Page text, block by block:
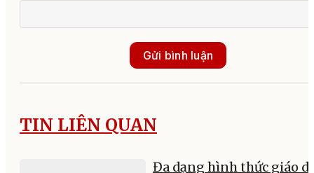
Gửi bình luận
TIN LIÊN QUAN
Đa dạng hình thức giáo